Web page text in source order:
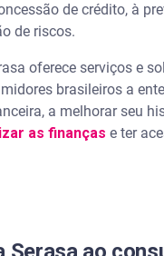
de crédito, à
de riscos.
oferece serviços e
brasileiros a
a melhorar seu
as finanças e ter